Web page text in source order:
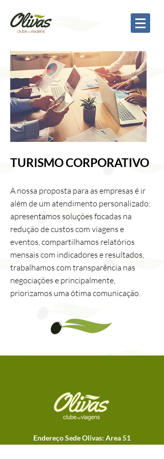
TURISMO CORPORATIVO
A nossa proposta para as empresas é ir
além de um atendimento personalizado:
apresentamos soluções focadas na
redução de custos com viagens e
eventos, compartilhamos relatórios
mensais com indicadores e resultados,
trabalhamos com transparência nas
negociações e principalmente,
priorizamos uma ótima comunicação.
Endereço Sede Olivas: Area 51
- Coworking